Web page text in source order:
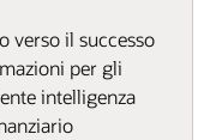
verso il successo
per gli
intelligenza